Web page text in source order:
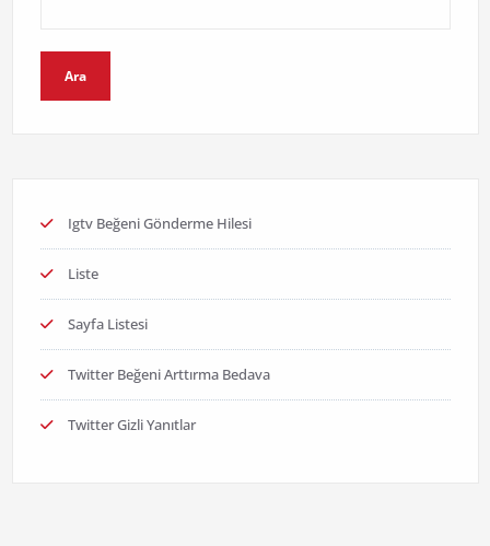
Ara
Igtv Beğeni Gönderme Hilesi
Liste
Sayfa Listesi
Twitter Beğeni Arttırma Bedava
Twitter Gizli Yanıtlar